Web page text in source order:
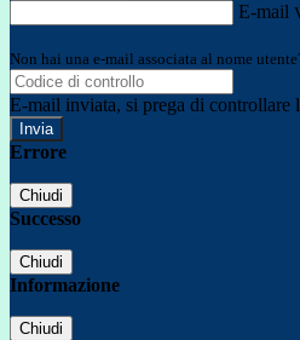
E-mail
Non hai una e-mail associata al nome
E-mail inviata, si prega di controllare
Errore
Chiudi
Successo
Chiudi
Informazione
Chiudi